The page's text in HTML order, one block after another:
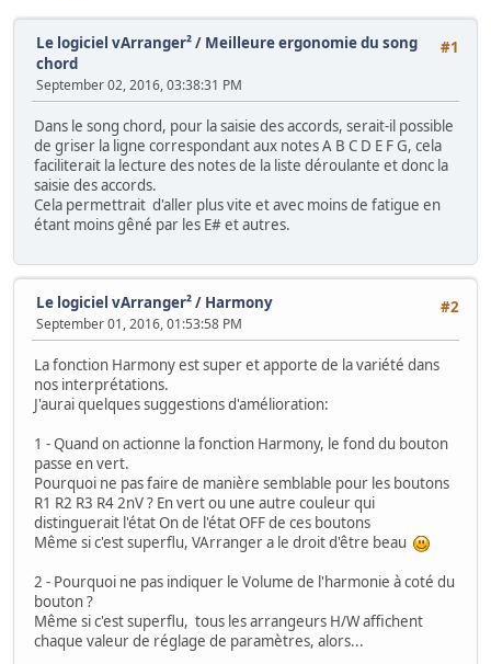
#1
Le logiciel vArranger²/ Meilleure ergonomie du song
chord
September 02, 2016, 03:38:31 PM
Dans le song chord, pour la saisie des accords, serait-il possible
de griser la ligne correspondant aux notes A B C D E F G, cela
faciliterait la lecture des notes de la liste déroulante et donc la
saisie des accords.
Cela permettrait d'aller plus vite et avec moins de fatigue en
étant moins gêné par les E# et autres.
#2
Le logiciel vArranger²/ Harmony
September 01, 2016, 01:53:58 PM
La fonction Harmony est super et apporte de la variété dans
nos interprétations.
J'aurai quelques suggestions d'amélioration:
1 - Quand on actionne la fonction Harmony, le fond du bouton
passe en vert.
Pourquoi ne pas faire de manière semblable pour les boutons
R1 R2 R3 R4 2nV ? En vert ou une autre couleur qui
distinguerait l'état On de l'état OFF de ces boutons
Même si c'est superflu, VArranger a le droit d'être beau
2 - Pourquoi ne pas indiquer le Volume de l'harmonie à coté du
bouton ?
Même si c'est superflu, tous les arrangeurs H/W affichent
chaque valeur de réglage de paramètres, alors...